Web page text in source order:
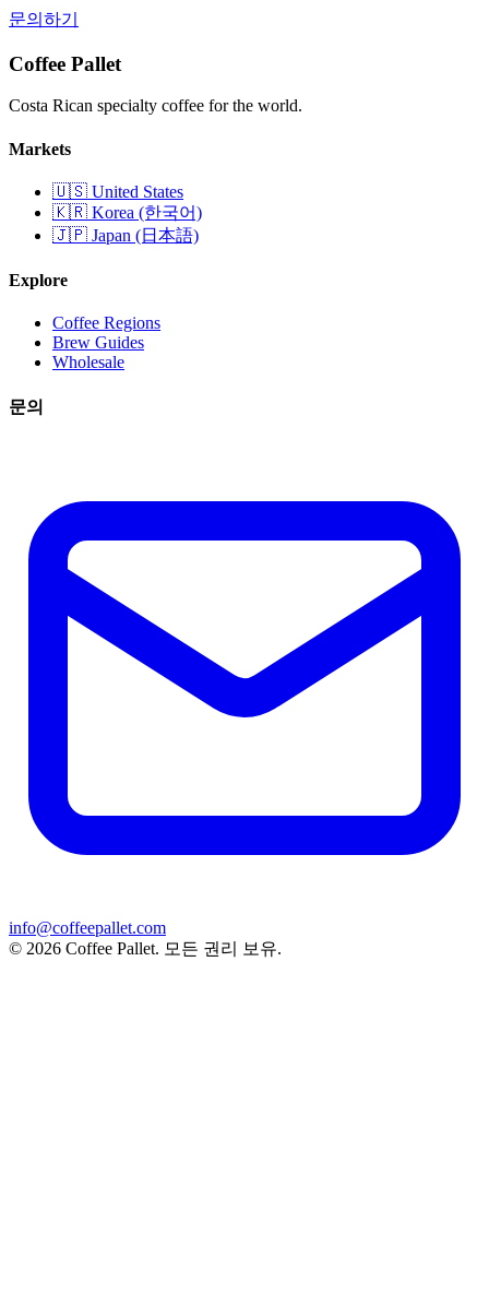
문의하기
Coffee Pallet
Costa Rican specialty coffee for the world.
Markets
🇺🇸 United States
🇰🇷 Korea (한국어)
🇯🇵 Japan (日本語)
Explore
Coffee Regions
Brew Guides
Wholesale
문의
info@coffeepallet.com
© 2026 Coffee Pallet. 모든 권리 보유.